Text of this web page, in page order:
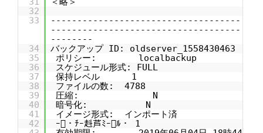
32
33
------------------------------------
------------------------------------
--------
34
バックアップ ID: oldserver_1558430463
35
ポリシー: localbackup
36
スケジュール形式: FULL
37
保持レベル 1
38
ファイルの数: 4788
39
圧縮: N
40
暗号化: N
41
イメージ形式: インポート済
42
ｰ・ﾁｰ﨣芦ﾐｰﾙ・ 1